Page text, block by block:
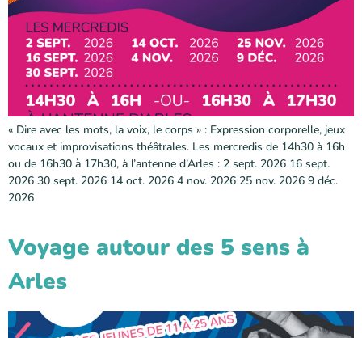
« Dire avec les mots, la voix, le corps » : Expression corporelle, jeux
vocaux et improvisations théâtrales. Les mercredis de 14h30 à 16h
ou de 16h30 à 17h30, à l’antenne d’Arles : 2 sept. 2026 16 sept.
2026 30 sept. 2026 14 oct. 2026 4 nov. 2026 25 nov. 2026 9 déc.
2026
Voyage autour des 5 sens à
Arles